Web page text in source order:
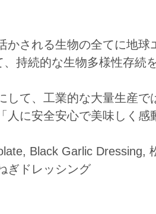
かされる生物の全てに地球
持続的な生物多様性存続
して、工業的な大量生産で
人に安全安心で美味しく感
Black Garlic Dressing,
ぎドレッシング